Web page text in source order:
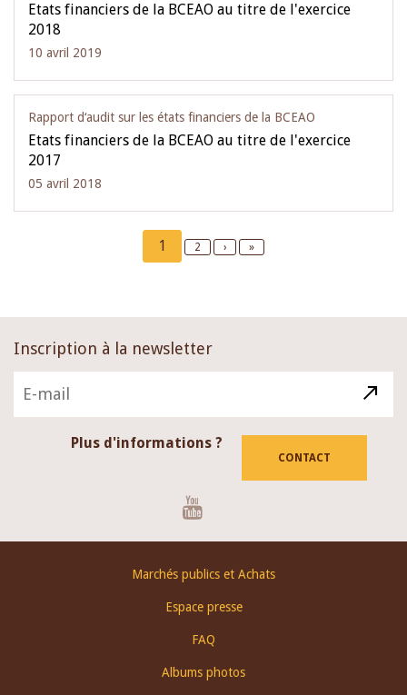
Etats financiers de la BCEAO au titre de l'exercice
2018
10 avril 2019
Rapport d‘audit sur les états financiers de la BCEAO
Etats financiers de la BCEAO au titre de l'exercice
2017
05 avril 2018
Current
page
1 Page
2
Next
›
Last
»
Inscription à la newsletter
Plus d'informations ?
CONTACT
Marchés publics et Achats
Espace presse
FAQ
Albums photos